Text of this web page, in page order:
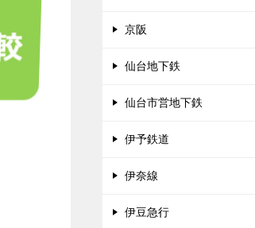
京阪
仙台地下鉄
仙台市営地下鉄
伊予鉄道
伊奈線
伊豆急行